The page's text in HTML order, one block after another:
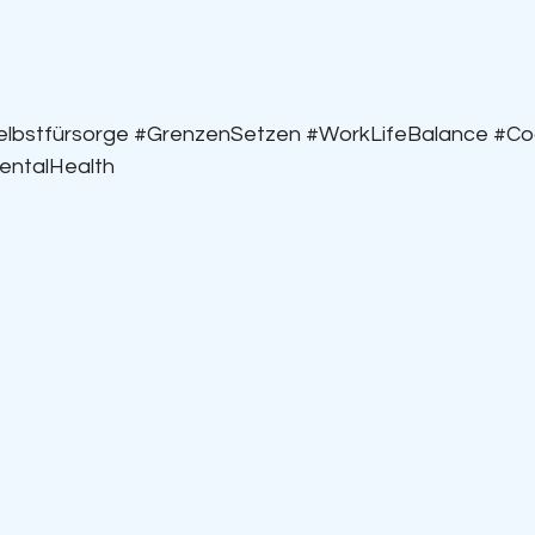
#GrenzenSetzen #WorkLifeBalance